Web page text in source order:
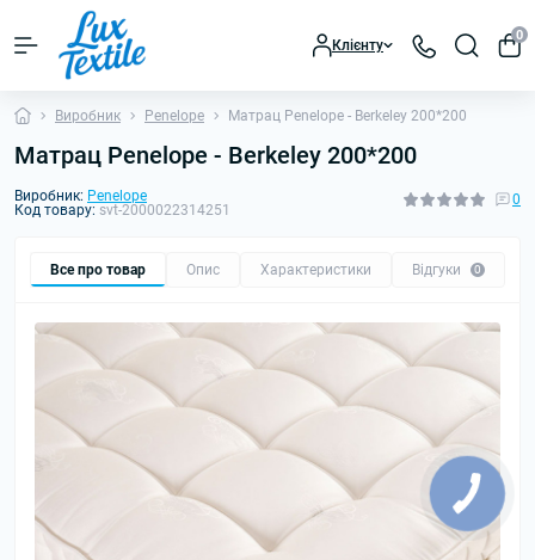
Клієнту
0
Виробник Penelope Матрац Penelope - Berkeley 200*200
Матрац Penelope - Berkeley 200*200
Виробник: Penelope
Код товару: svt-2000022314251
0
Все про товар Опис Характеристики Відгуки 0